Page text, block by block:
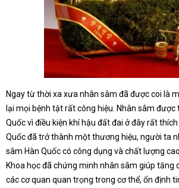
Ngay từ thời xa xưa nhân sâm đã được coi là
lại mọi bệnh tật rất công hiệu. Nhân sâm được
Quốc vì điều kiện khí hậu đất đai ở đây rất
Quốc đã trở thành một thương hiệu, người ta
sâm Hàn Quốc có công dụng và chất lượng
Khoa học đã chứng minh nhân sâm giúp tăng
các cơ quan quan trọng trong cơ thể, ổn định